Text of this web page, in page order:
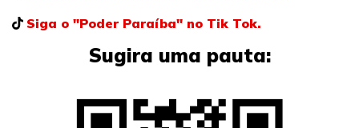
Siga o "Poder Paraíba" no Tik Tok.
Sugira uma pauta: